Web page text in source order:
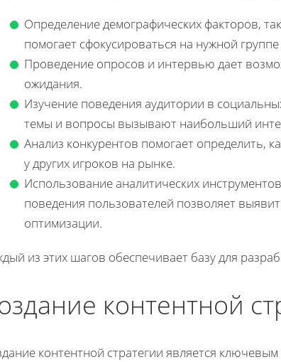
Определение демографических факторов,
помогает сфокусироваться на нужной
Проведение опросов и интервью дает
ожидания.
Изучение поведения аудитории в
темы и вопросы вызывают наибольший
Анализ конкурентов помогает определить,
у других игроков на рынке.
Использование аналитических
поведения пользователей позволяет
оптимизации.
из этих шагов обеспечивает базу для
контентной
контентной стратегии является